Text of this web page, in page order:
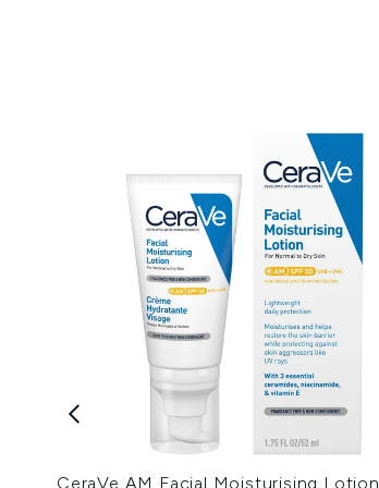
CeraVe AM Facial Moisturising Lotion